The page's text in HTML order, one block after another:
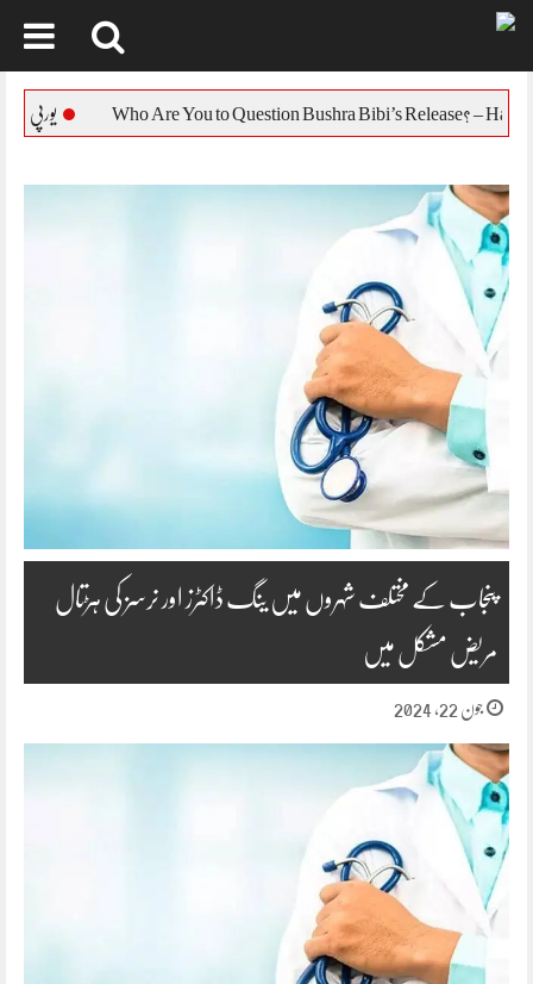
content
یورپی یونین کا بنگلہ
پنجاب کے مختلف شہروں میں ینگ ڈاکٹرز اور نرسز کی ہڑتال
مریض مشکل میں
جون 22, 2024